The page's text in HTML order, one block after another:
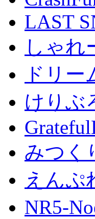
LAST
しゃれ
ドリー
けりぶ
みつく
えんぷ
NR5-